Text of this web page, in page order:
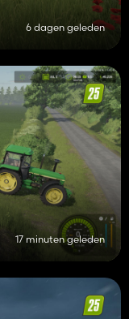
6 dagen geleden
17 minuten geleden